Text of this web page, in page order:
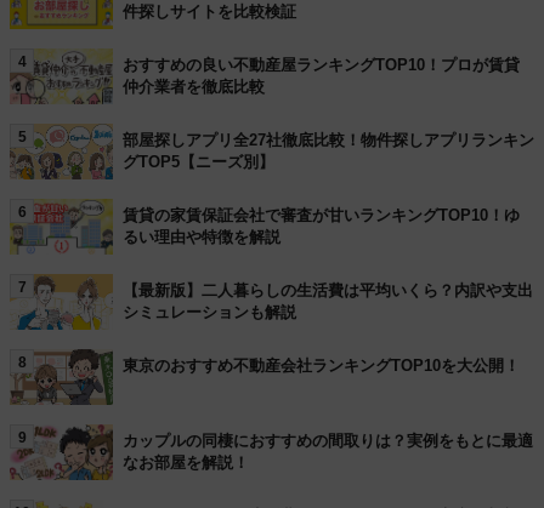
件探しサイトを比較検証
4
おすすめの良い不動産屋ランキングTOP10！プロが賃貸
仲介業者を徹底比較
5
部屋探しアプリ全27社徹底比較！物件探しアプリランキン
グTOP5【ニーズ別】
6
賃貸の家賃保証会社で審査が甘いランキングTOP10！ゆ
るい理由や特徴を解説
7
【最新版】二人暮らしの生活費は平均いくら？内訳や支出
シミュレーションも解説
8 東京のおすすめ不動産会社ランキングTOP10を大公開！
9
カップルの同棲におすすめの間取りは？実例をもとに最適
なお部屋を解説！